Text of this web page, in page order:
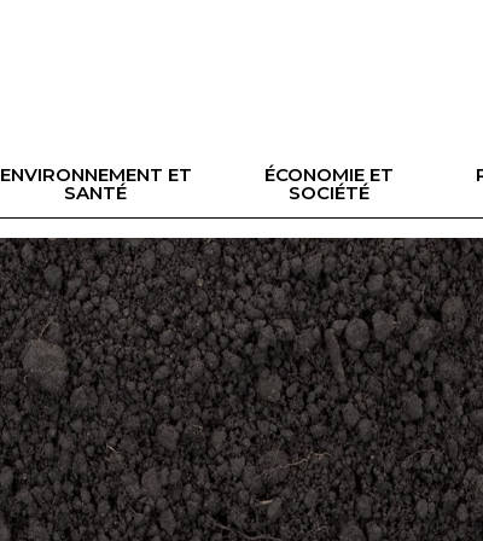
ENVIRONNEMENT ET
SANTÉ
ÉCONOMIE ET
SOCIÉTÉ